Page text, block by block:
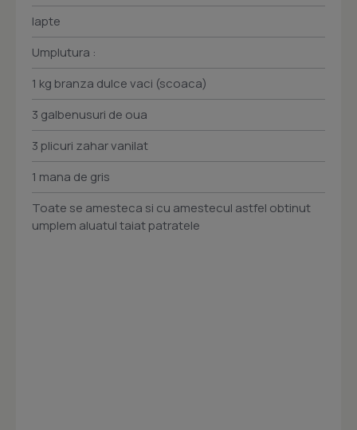
lapte
Umplutura :
1 kg branza dulce vaci (scoaca)
3 galbenusuri de oua
3 plicuri zahar vanilat
1 mana de gris
Toate se amesteca si cu amestecul astfel obtinut
umplem aluatul taiat patratele